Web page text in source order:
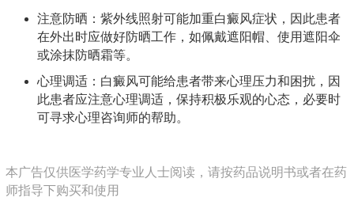
注意防晒：紫外线照射可能加重白癜风症状，因此患者
在外出时应做好防晒工作，如佩戴遮阳帽、使用遮阳伞
或涂抹防晒霜等。
心理调适：白癜风可能给患者带来心理压力和困扰，因
此患者应注意心理调适，保持积极乐观的心态，必要时
可寻求心理咨询师的帮助。
本广告仅供医学药学专业人士阅读，请按药品说明书或者在药
师指导下购买和使用